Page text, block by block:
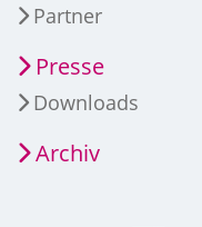
Partner
Presse
Downloads
Archiv